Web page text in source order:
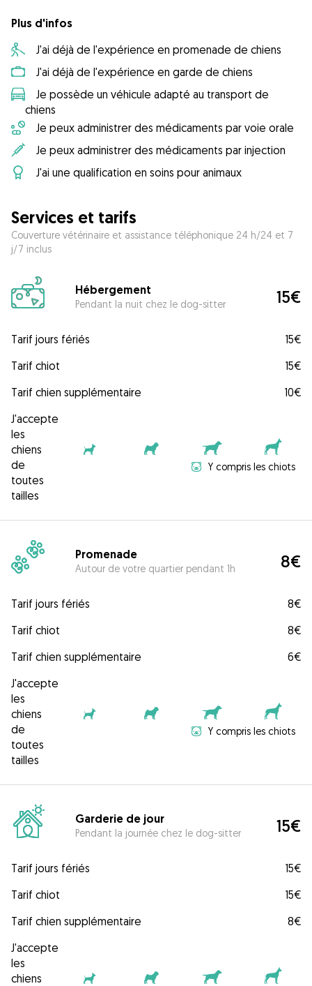
Plus d'infos
J'ai déjà de l'expérience en promenade de chiens
J'ai déjà de l'expérience en garde de chiens
Je possède un véhicule adapté au transport de
chiens
Je peux administrer des médicaments par voie orale
Je peux administrer des médicaments par injection
J'ai une qualification en soins pour animaux
Services et tarifs
Couverture vétérinaire et assistance téléphonique 24 h/24 et 7
j/7 inclus
Hébergement
Pendant la nuit chez le dog-sitter 15€
Tarif jours fériés
15€
Tarif chiot
15€
Tarif chien supplémentaire
10€
J'accepte
les
chiens
de
toutes
tailles
Y compris les chiots
Promenade
Autour de votre quartier pendant 1h 8€
Tarif jours fériés
8€
Tarif chiot
8€
Tarif chien supplémentaire
6€
J'accepte
les
chiens
de
toutes
tailles
Y compris les chiots
Garderie de jour
Pendant la journée chez le dog-sitter 15€
Tarif jours fériés
15€
Tarif chiot
15€
Tarif chien supplémentaire
8€
J'accepte
les
chiens